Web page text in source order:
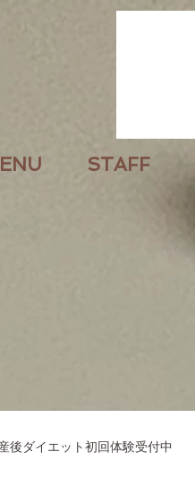
STAFF
後ダイエット初回体験受付中